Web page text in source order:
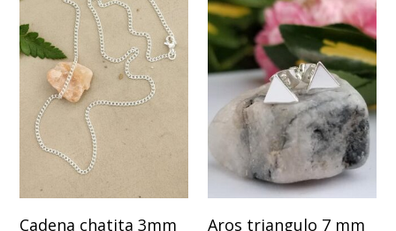
Añadir Al Carrito
Cadena chatita 3mm
Añadir Al Carrito
Aros triangulo 7 mm